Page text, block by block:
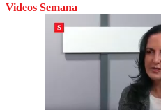
Videos Semana